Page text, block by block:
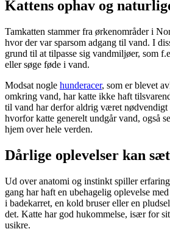
Kattens ophav og
Tamkatten stammer fra ørkenområder i
hvor der var sparsom adgang til vand. I
grund til at tilpasse sig vandmiljøer, som
eller søge føde i vand.
Modsat nogle hunderacer, som er blevet
omkring vand, har katte ikke haft
til vand har derfor aldrig været
hvorfor katte generelt undgår vand, også
hjem over hele verden.
Dårlige oplevelser kan
Ud over anatomi og instinkt spiller
gang har haft en ubehagelig oplevelse
i badekarret, en kold bruser eller en
det. Katte har god hukommelse, især for
usikre.